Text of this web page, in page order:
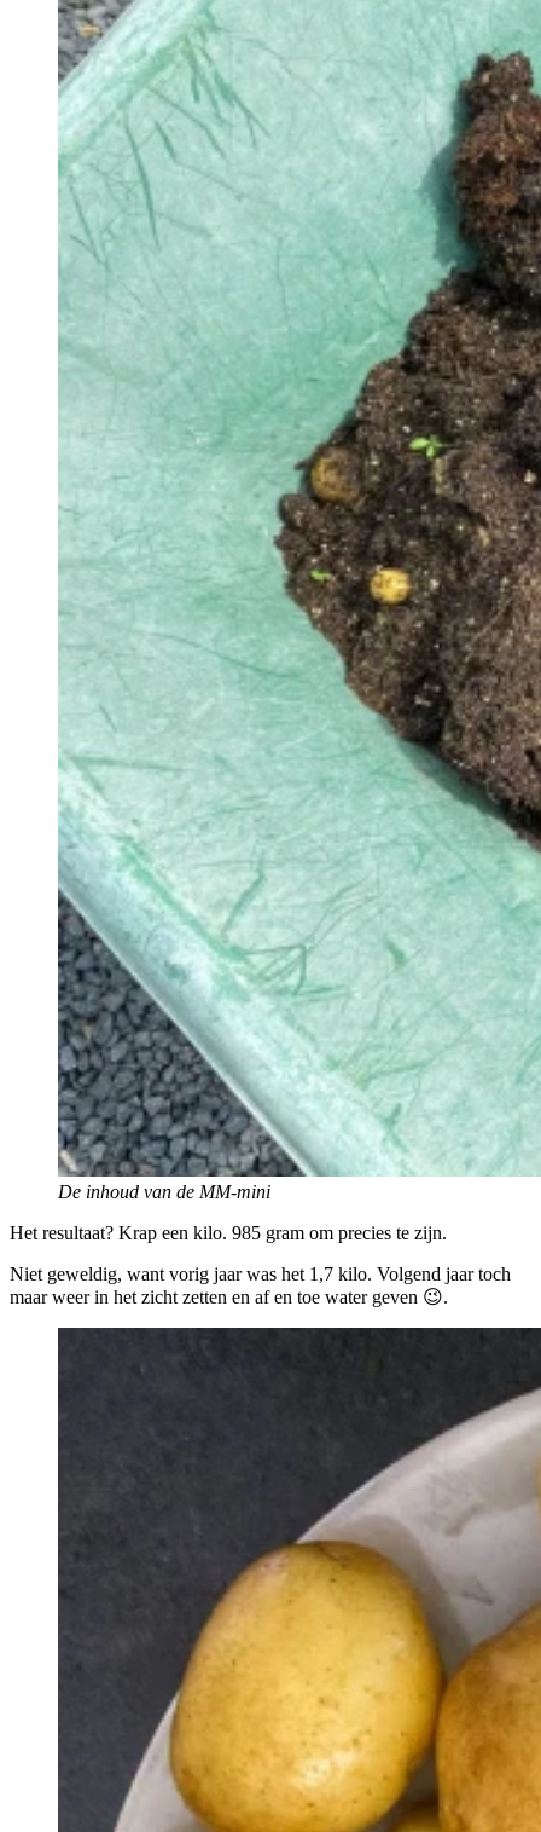
De inhoud van de MM-mini
Het resultaat? Krap een kilo. 985 gram om precies te zijn.
Niet geweldig, want vorig jaar was het 1,7 kilo. Volgend jaar toch
maar weer in het zicht zetten en af en toe water geven 😉.